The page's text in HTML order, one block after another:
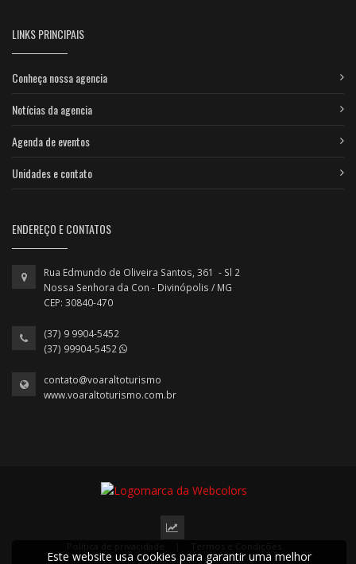
LINKS PRINCIPAIS
Conheça nossa agencia
Notícias da agencia
Agenda de eventos
Unidades e contato
ENDEREÇO E CONTATOS
Rua Edmundo de Oliveira Santos, 361 - Sl 2
Nossa Senhora da Con - Divinópolis / MG
CEP: 30840-470
(37) 9 9904-5452
(37) 99904-5452
contato@voaraltoturismo
www.voaraltoturismo.com.br
2022 © Todos os direitos reservados.
Este website usa cookies para garantir uma melhor